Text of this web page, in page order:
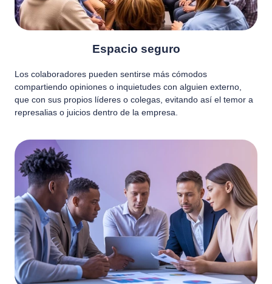
Espacio seguro
Los colaboradores pueden sentirse más cómodos
compartiendo opiniones o inquietudes con alguien externo,
que con sus propios líderes o colegas, evitando así el temor a
represalias o juicios dentro de la empresa.